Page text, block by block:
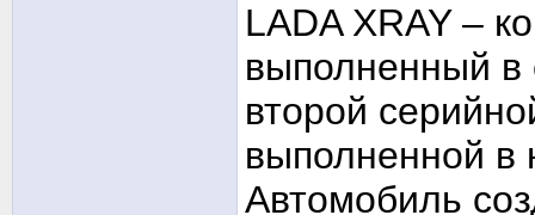
LADA XRAY –
выполненный в
второй
выполненной
Автомобиль